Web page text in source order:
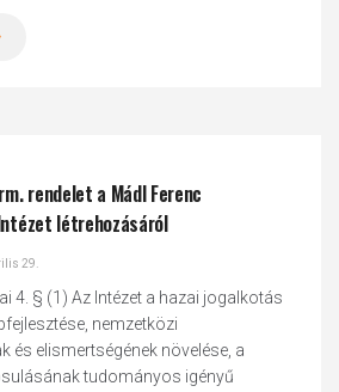
rendelet a Mádl Ferenc
létrehozásáról
29.
4. § (1) Az Intézet a hazai jogalkotás
nemzetközi
és elismertségének növelése, a
tudományos igényű